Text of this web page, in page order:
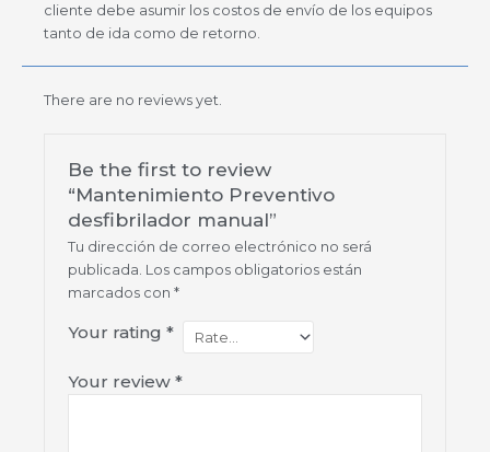
cliente debe asumir los costos de envío de los equipos
tanto de ida como de retorno.
There are no reviews yet.
Be the first to review
“Mantenimiento Preventivo
desfibrilador manual”
Tu dirección de correo electrónico no será
publicada. Los campos obligatorios están
marcados con*
Your rating*
Your review*